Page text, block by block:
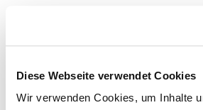
Diese Webseite verwendet Cookies
Wir verwenden Cookies, um Inhalte